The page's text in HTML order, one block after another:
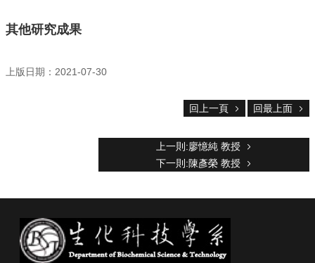
其他研究成果
上版日期：2021-07-30
回上一頁 回最上面
上一則:廖憶純 教授
下一則:陳彥榮 教授